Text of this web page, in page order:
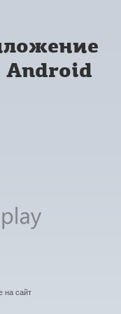
Android
на сайт